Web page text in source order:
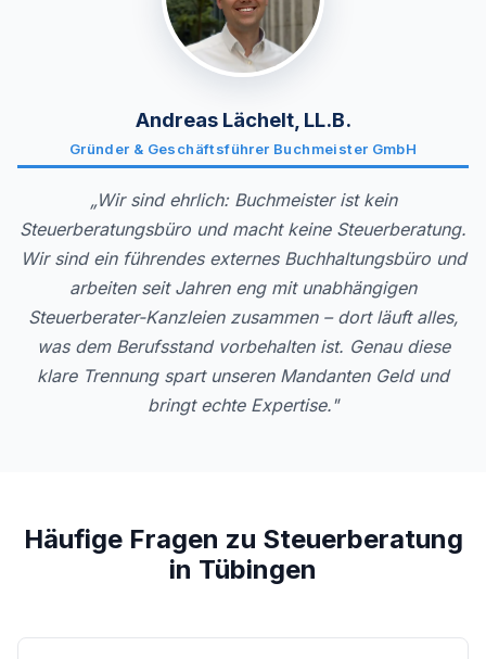
Andreas Lächelt, LL.B.
Gründer & Geschäftsführer Buchmeister GmbH
„Wir sind ehrlich: Buchmeister ist kein
Steuerberatungsbüro und macht keine Steuerberatung.
Wir sind ein führendes externes Buchhaltungsbüro und
arbeiten seit Jahren eng mit unabhängigen
Steuerberater-Kanzleien zusammen – dort läuft alles,
was dem Berufsstand vorbehalten ist. Genau diese
klare Trennung spart unseren Mandanten Geld und
bringt echte Expertise."
Häufige Fragen zu Steuerberatung
in Tübingen